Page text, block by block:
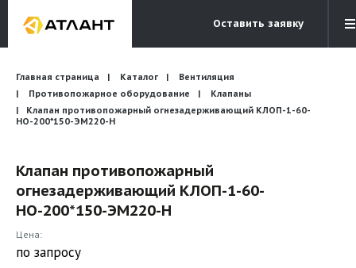
Оставить заявку
Электронная почта
info@atlantcompany.ru
Бесплатный звонок
8 (495) 532-45-07
Бренды
Каталоги
Бланки запросов
Главная страница Каталог
Вентиляция
Противопожарное оборудование
Клапаны
Клапан противопожарный огнезадерживающий КЛОП-1-60-
НО-200*150-ЭМ220-H
Клапан противопожарный
огнезадерживающий КЛОП-1-60-
НО-200*150-ЭМ220-H
Цена:
по запросу